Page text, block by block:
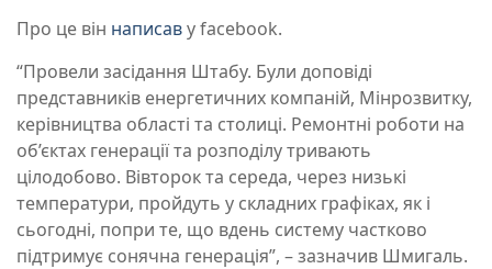
Про це він написаву facebook.
“Провели засідання Штабу. Були доповіді
представників енергетичних компаній, Мінрозвитку,
керівництва області та столиці. Ремонтні роботи на
об’єктах генерації та розподілу тривають
цілодобово. Вівторок та середа, через низькі
температури, пройдуть у складних графіках, як і
сьогодні, попри те, що вдень систему частково
підтримує сонячна генерація”, – зазначив Шмигаль.